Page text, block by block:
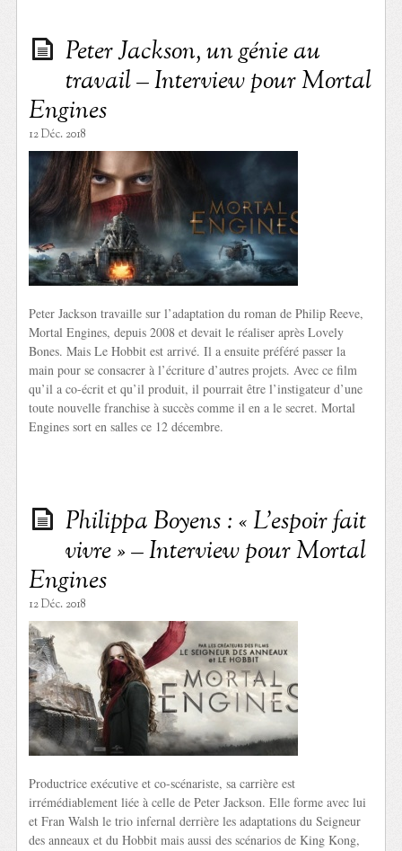
Peter Jackson, un génie au
travail – Interview pour Mortal
Engines
12 Déc. 2018
Peter Jackson travaille sur l’adaptation du roman de Philip Reeve,
Mortal Engines, depuis 2008 et devait le réaliser après Lovely
Bones. Mais Le Hobbit est arrivé. Il a ensuite préféré passer la
main pour se consacrer à l’écriture d’autres projets. Avec ce film
qu’il a co-écrit et qu’il produit, il pourrait être l’instigateur d’une
toute nouvelle franchise à succès comme il en a le secret. Mortal
Engines sort en salles ce 12 décembre.
Philippa Boyens : « L’espoir fait
vivre » – Interview pour Mortal
Engines
12 Déc. 2018
Productrice exécutive et co-scénariste, sa carrière est
irrémédiablement liée à celle de Peter Jackson. Elle forme avec lui
et Fran Walsh le trio infernal derrière les adaptations du Seigneur
des anneaux et du Hobbit mais aussi des scénarios de King Kong,